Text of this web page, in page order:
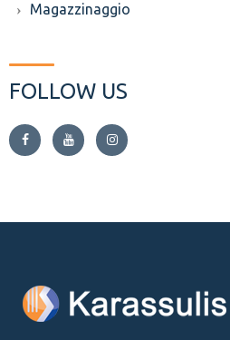
Magazzinaggio
FOLLOW US